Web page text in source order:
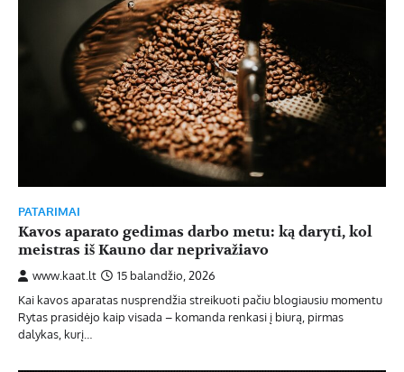
PATARIMAI
Kavos aparato gedimas darbo metu: ką daryti, kol
meistras iš Kauno dar neprivažiavo
www.kaat.lt
15 balandžio, 2026
Kai kavos aparatas nusprendžia streikuoti pačiu blogiausiu momentu
Rytas prasidėjo kaip visada – komanda renkasi į biurą, pirmas
dalykas, kurį…